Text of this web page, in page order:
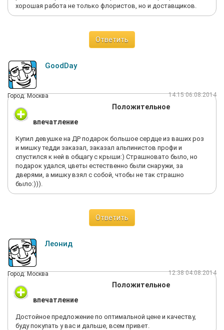
хорошая работа не только флористов, но и доставщиков.
Ответить
GoodDay
Город: Москва 14:15 06.08.2014
Положительное
впечатление
Купил девушке на ДР подарок большое сердце из ваших роз
и мишку тедди заказал, заказал альпинистов профи и
спустился к ней в общагу с крыши:) Страшновато было, но
подарок удался, цветы естественно были снаружи, за
дверями, а мишку взял с собой, чтобы не так страшно
было:))).
Ответить
Леонид
Город: Москва 12:38 04.08.2014
Положительное
впечатление
Достойное предложение по оптимальной цене и качеству,
буду покупать у вас и дальше, всем привет.